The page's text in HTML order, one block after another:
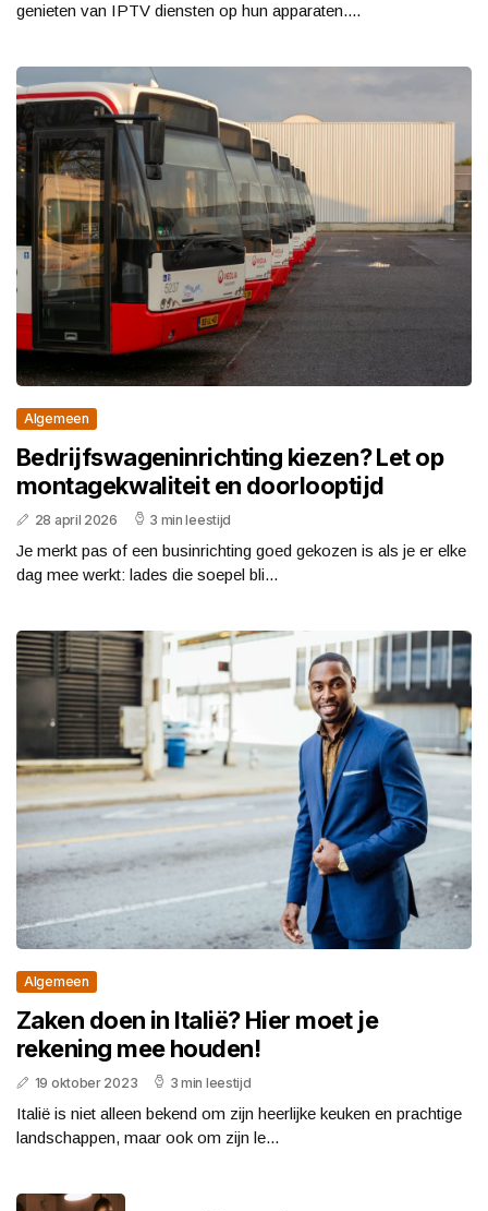
genieten van IPTV diensten op hun apparaten....
Algemeen
Bedrijfswageninrichting kiezen? Let op
montagekwaliteit en doorlooptijd
28 april 2026 3 min leestijd
Je merkt pas of een businrichting goed gekozen is als je er elke
dag mee werkt: lades die soepel bli...
Algemeen
Zaken doen in Italië? Hier moet je
rekening mee houden!
19 oktober 2023 3 min leestijd
Italië is niet alleen bekend om zijn heerlijke keuken en prachtige
landschappen, maar ook om zijn le...